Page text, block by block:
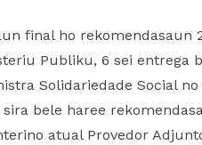
final ho
Publiku, 6 sei entrega
Solidariedade Social
sira bele haree
atual Provedor